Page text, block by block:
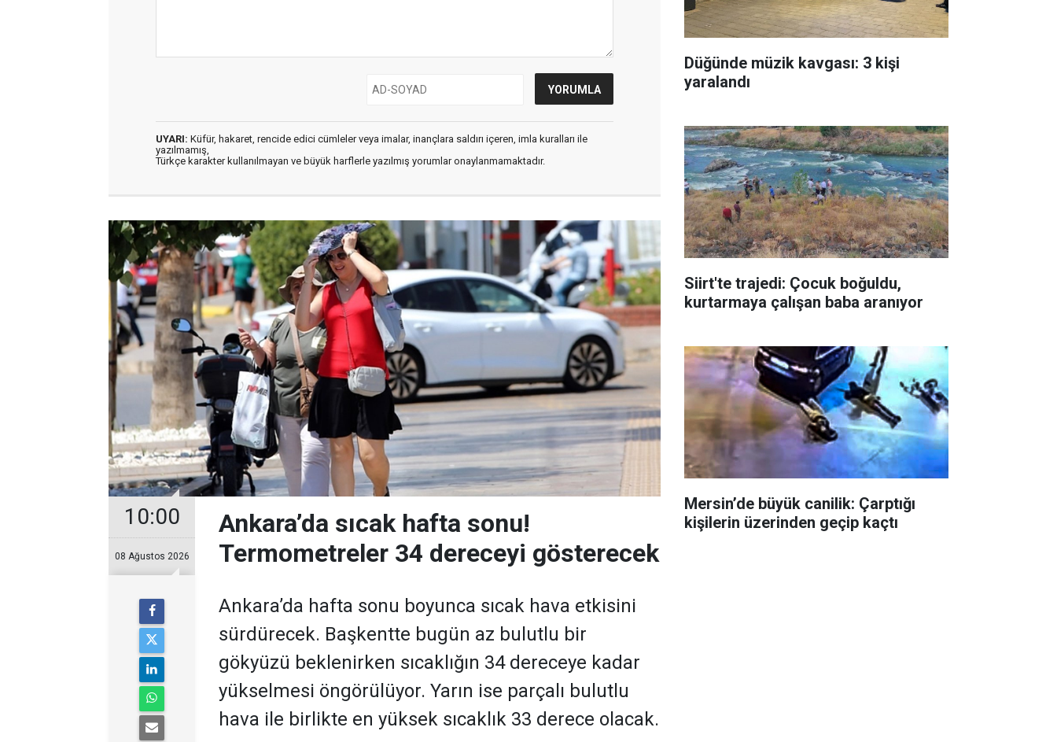
UYARI: Küfür, hakaret, rencide edici cümleler veya imalar, inançlara saldırı içeren, imla kuralları ile
yazılmamış,
Türkçe karakter kullanılmayan ve büyük harflerle yazılmış yorumlar onaylanmamaktadır.
10:00
08 Ağustos 2026
Ankara’da sıcak hafta sonu!
Termometreler 34 dereceyi gösterecek
Ankara’da hafta sonu boyunca sıcak hava etkisini
sürdürecek. Başkentte bugün az bulutlu bir
gökyüzü beklenirken sıcaklığın 34 dereceye kadar
yükselmesi öngörülüyor. Yarın ise parçalı bulutlu
hava ile birlikte en yüksek sıcaklık 33 derece olacak.
Düğünde müzik kavgası: 3 kişi
yaralandı
Siirt'te trajedi: Çocuk boğuldu,
kurtarmaya çalışan baba aranıyor
Mersin’de büyük canilik: Çarptığı
kişilerin üzerinden geçip kaçtı